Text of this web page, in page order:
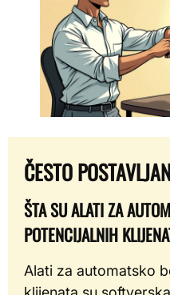
ČESTO
ŠTA SU ALATI ZA
POTENCIJALNIH
Alati za automatsko